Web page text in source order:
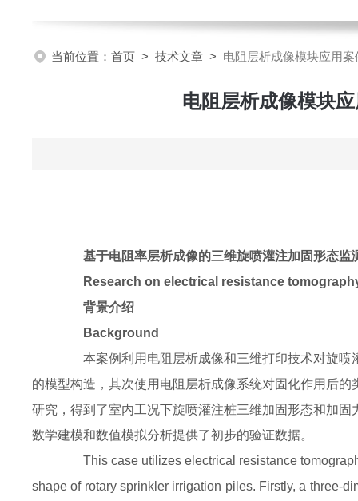
当前位置： 首页 > 技术文章 > 电阻层析成像模块应用
电阻层析成像模块
基于电阻率层析成像的三维旋喷灌注加固形态监
Research on electrical resistance
背景介绍
Background
本案例利用电阻层析成像和三维打印技术对旋喷
的模型构造，其次使用电阻层析成像系统对固化作用后
研究，得到了室内工况下旋喷灌注桩三维加固形态和加
数学建模和数值模拟分析提供了初步的验证数据。
This case utilizes electrical resistance
shape of rotary sprinkler irrigation piles. Firstly, a three-